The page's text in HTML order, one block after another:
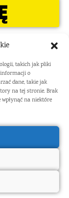
takich jak pliki
o
dane, takie jak
na tej stronie. Brak
na niektóre
elektroniczne,